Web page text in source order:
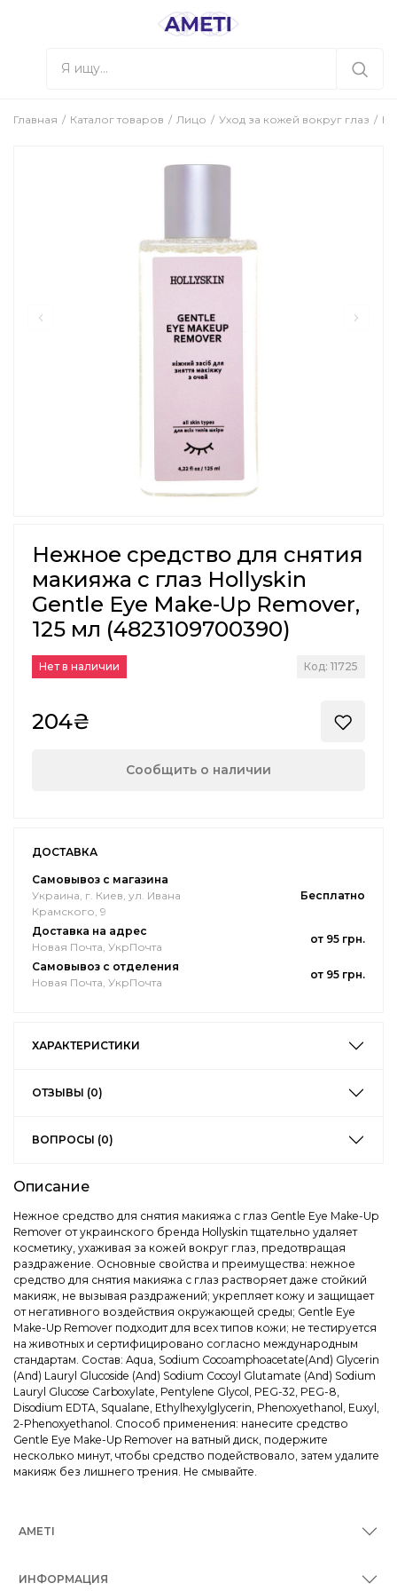
Главная Каталог товаров Лицо Уход за кожей вокруг глаз
Нежное средство для снятия
макияжа с глаз Hollyskin
Gentle Eye Make-Up Remover,
125 мл (4823109700390)
Нет в наличии Код: 11725
204₴
Сообщить о наличии
ДОСТАВКА
Самовывоз с магазина
Украина, г. Киев, ул. Ивана
Крамского, 9
Бесплатно
Доставка на адрес
Новая Почта, УкрПочта
от 95 грн.
Самовывоз с отделения
Новая Почта, УкрПочта
от 95 грн.
ХАРАКТЕРИСТИКИ
ОТЗЫВЫ (0)
ВОПРОСЫ (0)
Описание
Нежное средство для снятия макияжа с глаз Gentle Eye Make-Up
Remover от украинского бренда Hollyskin тщательно удаляет
косметику, ухаживая за кожей вокруг глаз, предотвращая
раздражение. Основные свойства и преимущества: нежное
средство для снятия макияжа с глаз растворяет даже стойкий
макияж, не вызывая раздражений; укрепляет кожу и защищает
от негативного воздействия окружающей среды; Gentle Eye
Make-Up Remover подходит для всех типов кожи; не тестируется
на животных и сертифицировано согласно международным
стандартам. Состав: Aqua, Sodium Cocoamphoacetate(And) Glycerin
(And) Lauryl Glucoside (And) Sodium Cocoyl Glutamate (And) Sodium
Lauryl Glucose Carboxylate, Pentylene Glycol, PEG-32, PEG-8,
Disodium EDTA, Squalane, Ethylhexylglycerin, Phenoxyethanol, Euxyl,
2-Phenoxyethanol. Способ применения: нанесите средство
Gentle Eye Make-Up Remover на ватный диск, подержите
несколько минут, чтобы средство подействовало, затем удалите
макияж без лишнего трения. Не смывайте.
AMETI
ИНФОРМАЦИЯ